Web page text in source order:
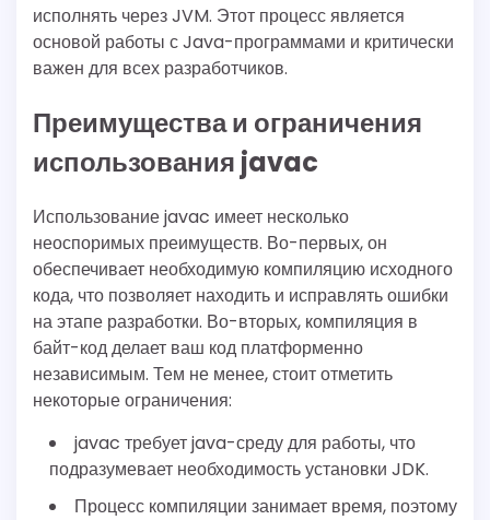
исполнять через JVM. Этот процесс является
основой работы с Java-программами и критически
важен для всех разработчиков.
Преимущества и ограничения
использования javac
Использование javac имеет несколько
неоспоримых преимуществ. Во-первых, он
обеспечивает необходимую компиляцию исходного
кода, что позволяет находить и исправлять ошибки
на этапе разработки. Во-вторых, компиляция в
байт-код делает ваш код платформенно
независимым. Тем не менее, стоит отметить
некоторые ограничения:
javac требует java-среду для работы, что
подразумевает необходимость установки JDK.
Процесс компиляции занимает время, поэтому